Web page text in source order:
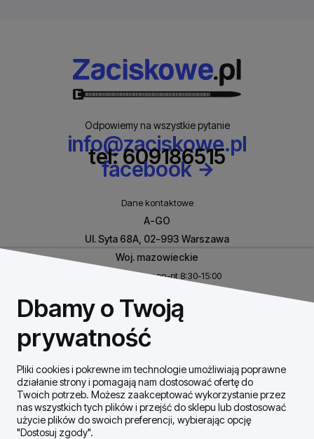
Odpowiemy na wszystkie pytanie
info@zaciskowe.pl
tel: 609186515
facebook
Dane kontaktowe
A-GO
Ul. Syta 68A, 02-993 Warszawa
Woj. mazowieckie
Biuro czynne w pn-pt 8:30-15:00
REGON: 146926170
Szybki Kontakt
Dostawa / płatności
Dbamy o Twoją
prywatność
Pliki cookies i pokrewne im technologie umożliwiają poprawne
działanie strony i pomagają nam dostosować ofertę do
Twoich potrzeb. Możesz zaakceptować wykorzystanie przez
nas wszystkich tych plików i przejść do sklepu lub dostosować
użycie plików do swoich preferencji, wybierając opcję
"Dostosuj zgody".